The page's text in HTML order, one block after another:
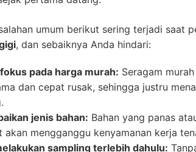
umum berikut sering terjadi saat
, dan sebaiknya Anda hindari:
pada harga murah: Seragam
dan cepat rusak, sehingga justru
jenis bahan: Bahan yang panas
akan mengganggu kenyamanan kerja
sampling terlebih dahulu: